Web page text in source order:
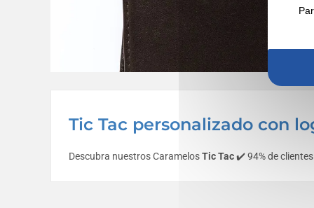
Tic Tac personalizado con
Descubra nuestros CaramelosTic Tac✔️ 94% de